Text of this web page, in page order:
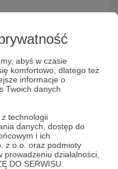
abyś w czasie
komfortowo, dlatego też
informacje o
Twoich danych
technologii
danych, dostęp do
i ich
z o.o. oraz podmioty
działalności,
DO SERWISU.
dla
- bonusowe
Patronite Audio